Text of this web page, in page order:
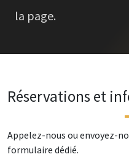
la page.
Réservations et
Appelez-nous ou envoyez-
formulaire dédié.